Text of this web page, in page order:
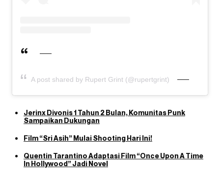
A post shared by Rupert Grint (@rupertgrint)
Jerinx Divonis 1 Tahun 2 Bulan, Komunitas Punk
Sampaikan Dukungan
Film “Sri Asih” Mulai Shooting Hari Ini!
Quentin Tarantino Adaptasi Film “Once Upon A Time
In Hollywood” Jadi Novel